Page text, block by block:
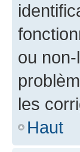
ou
les
Haut